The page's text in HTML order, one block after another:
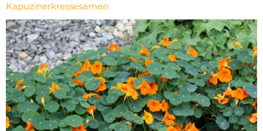
Kapuzinerkressesamen